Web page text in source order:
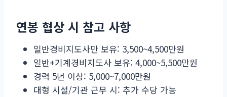
연봉 협상 시 참고 사항
일반경비지도사만 보유: 3,500~4,500만원
일반+기계경비지도사 보유: 4,000~5,500만원
경력 5년 이상: 5,000~7,000만원
대형 시설/기관 근무 시: 추가 수당 가능